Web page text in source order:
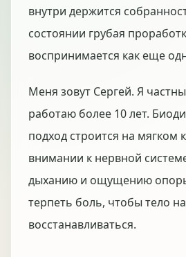
внутри держится
состоянии грубая
воспринимается как еще
Меня зовут Сергей. Я
работаю более 10 лет.
подход строится на мягком
внимании к нервной
дыханию и ощущению
терпеть боль, чтобы тело
восстанавливаться.